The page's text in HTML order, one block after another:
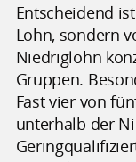
Entscheidend
Lohn, sondern
Niedriglohn
Gruppen.
Fast vier von
unterhalb der